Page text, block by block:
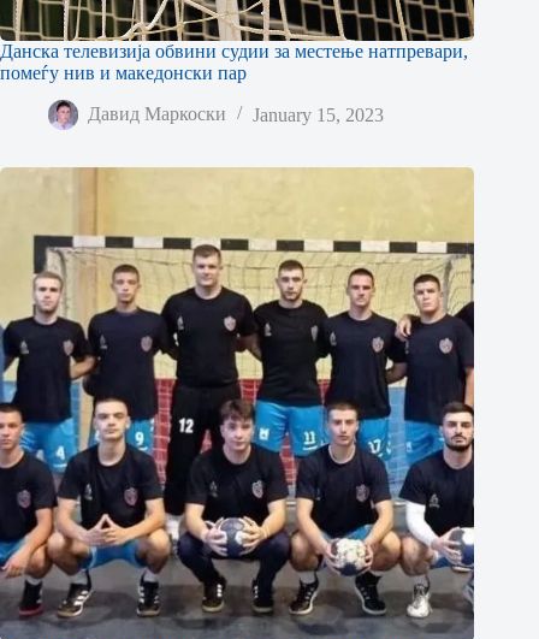
Данска телевизија обвини судии за местење натпревари,
помеѓу нив и македонски пар
Давид Маркоски January 15, 2023